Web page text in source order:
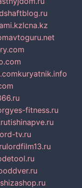
lcna.kz
avtoguru.net
kuryatnik.info
yes-fitness.ru
tishinapve.ru
tv.ru
lordfilm13.ru